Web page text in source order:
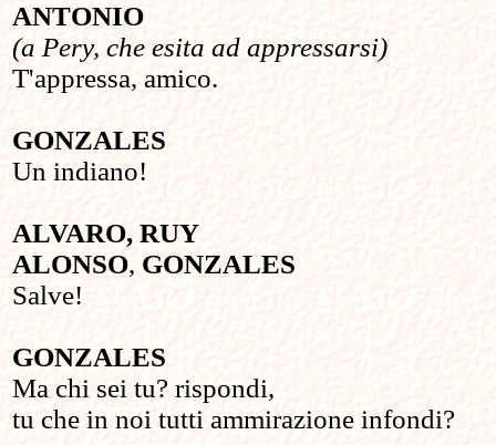
ANTONIO
(a Pery, che esita ad appressarsi)
T'appressa, amico.
GONZALES
Un indiano!
ALVARO, RUY
ALONSO, GONZALES
Salve!
GONZALES
Ma chi sei tu? rispondi,
tu che in noi tutti ammirazione infondi?